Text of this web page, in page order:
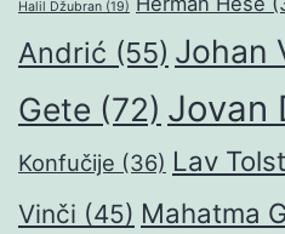
Halil Džubran (19)
Andrić (55) Johan
Gete (72) Jovan
Konfučije (36) Lav
Vinči (45) Mahatma